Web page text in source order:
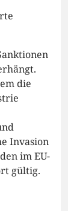
die
Invasion
im EU-
gültig.